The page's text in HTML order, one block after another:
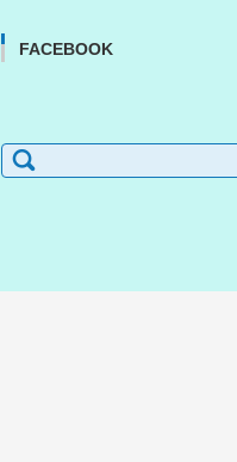
FACEBOOK
検
索: